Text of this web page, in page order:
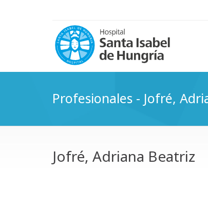
Profesionales - Jofré,
Jofré, Adriana Beatriz